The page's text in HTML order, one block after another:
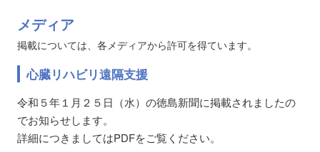
メディア
掲載については、各メディアから許可を得ています。
心臓リハビリ遠隔支援
令和５年１月２５日（水）の徳島新聞に掲載されましたの
でお知らせします。
詳細につきましてはPDFをご覧ください。